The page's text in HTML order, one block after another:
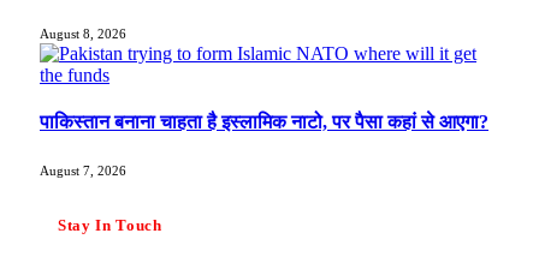
August 8, 2026
पाकिस्तान बनाना चाहता है इस्लामिक नाटो, पर पैसा कहां से आएगा?
August 7, 2026
Stay In Touch